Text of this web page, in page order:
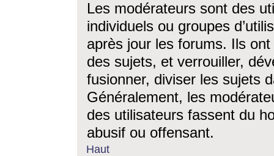
Les modérateurs sont des
individuels ou groupes
après jour les forums. Ils ont
des sujets, et verrouiller,
fusionner, diviser les sujets
Généralement, les
des utilisateurs fassent du
abusif ou offensant.
Haut